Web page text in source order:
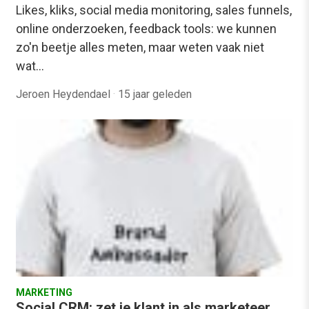
Likes, kliks, social media monitoring, sales funnels,
online onderzoeken, feedback tools: we kunnen
zo'n beetje alles meten, maar weten vaak niet
wat…
Jeroen Heydendael · 15 jaar geleden
MARKETING